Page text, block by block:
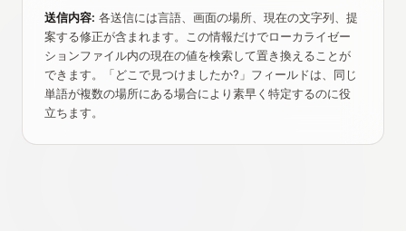
送信内容: 各送信には言語、画面の場所、現在の文字列、提
案する修正が含まれます。この情報だけでローカライゼー
ションファイル内の現在の値を検索して置き換えることが
できます。「どこで見つけましたか?」フィールドは、同じ
単語が複数の場所にある場合により素早く特定するのに役
立ちます。